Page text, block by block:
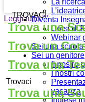
La
Diventa
Corsi di
Webinar
Sei una scuola
Sei un genitore
Il nostro
I nostri
vacanza
Inglese
TROVACI
Trova una
Trova un
Trova una
Trovaci
Trova una
Leggi tutto""